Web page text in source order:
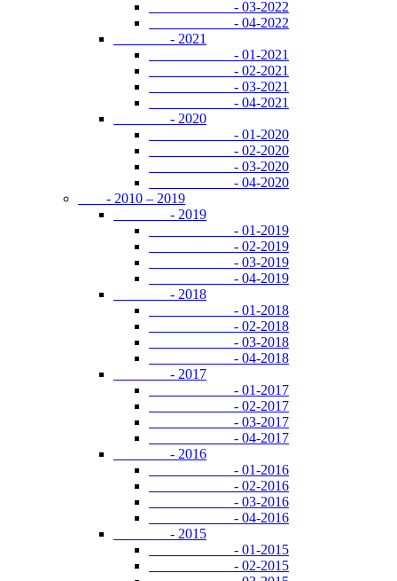
- 03-2022
- 04-2022
- 2021
- 01-2021
- 02-2021
- 03-2021
- 04-2021
- 2020
- 01-2020
- 02-2020
- 03-2020
- 04-2020
- 2010 – 2019
- 2019
- 01-2019
- 02-2019
- 03-2019
- 04-2019
- 2018
- 01-2018
- 02-2018
- 03-2018
- 04-2018
- 2017
- 01-2017
- 02-2017
- 03-2017
- 04-2017
- 2016
- 01-2016
- 02-2016
- 03-2016
- 04-2016
- 2015
- 01-2015
- 02-2015